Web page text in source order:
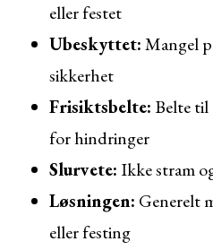
eller festet
Ubeskyttet:Mangel
sikkerhet
Frisiktsbelte: Belte
for hindringer
Slurvete: Ikke stram
Løsningen: Generelt
eller festing